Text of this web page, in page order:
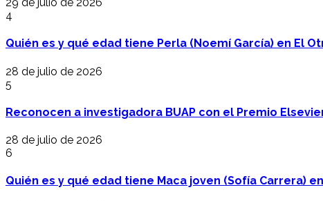
4
Quién es y qué edad tiene Perla (Noemí García) en El
28 de julio de 2026
5
Reconocen a investigadora BUAP con el Premio
28 de julio de 2026
6
Quién es y qué edad tiene Maca joven (Sofía Carrera)